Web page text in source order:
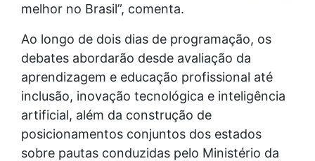
melhor no Brasil”, comenta.
Ao longo de dois dias de programação, os
debates abordarão desde avaliação da
aprendizagem e educação profissional até
inclusão, inovação tecnológica e inteligência
artificial, além da construção de
posicionamentos conjuntos dos estados
sobre pautas conduzidas pelo Ministério da